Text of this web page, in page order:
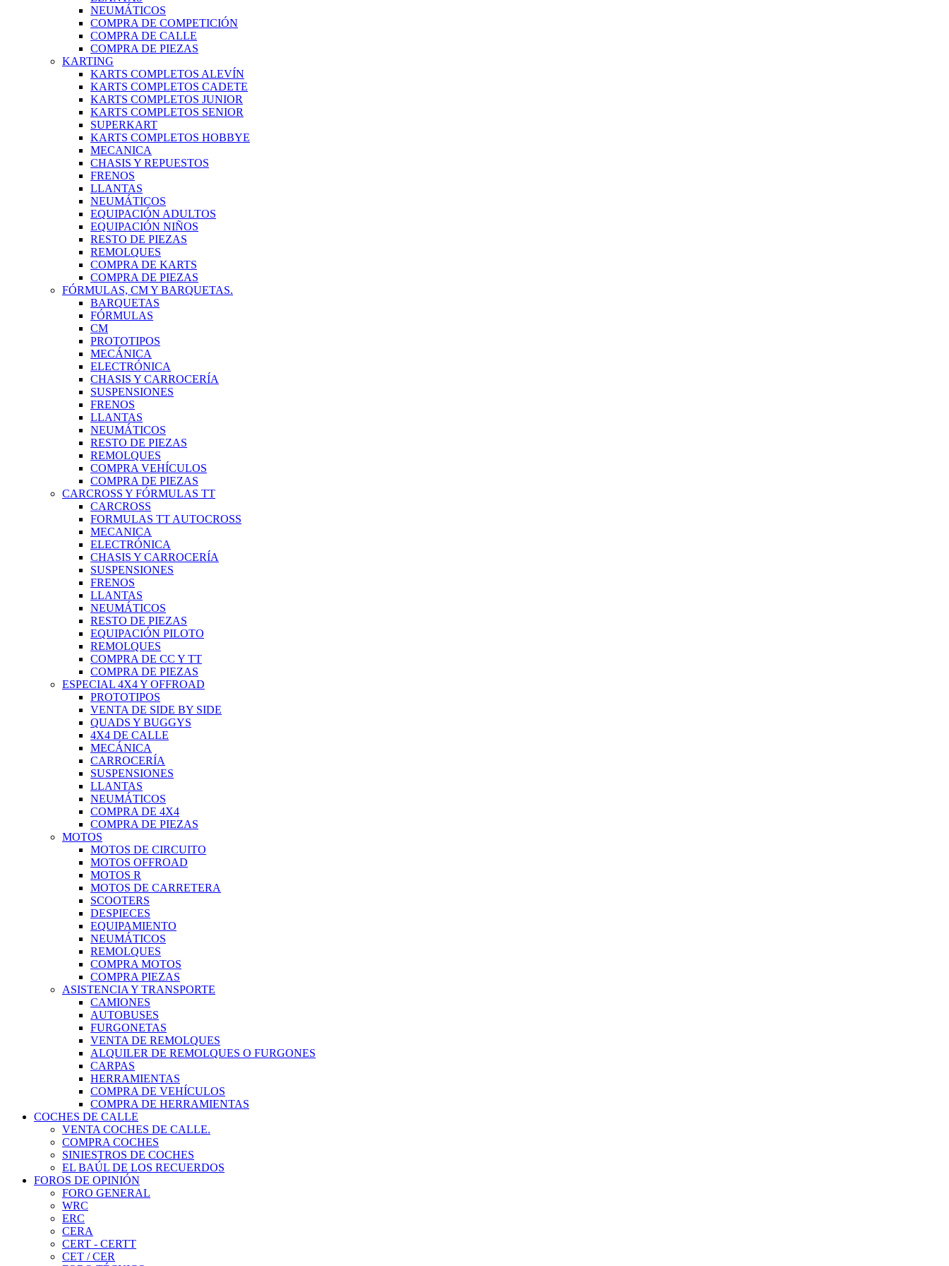
NEUMÁTICOS
COMPRA DE COMPETICIÓN
COMPRA DE CALLE
COMPRA DE PIEZAS
KARTING
KARTS COMPLETOS ALEVÍN
KARTS COMPLETOS CADETE
KARTS COMPLETOS JUNIOR
KARTS COMPLETOS SENIOR
SUPERKART
KARTS COMPLETOS HOBBYE
MECANICA
CHASIS Y REPUESTOS
FRENOS
LLANTAS
NEUMÁTICOS
EQUIPACIÓN ADULTOS
EQUIPACIÓN NIÑOS
RESTO DE PIEZAS
REMOLQUES
COMPRA DE KARTS
COMPRA DE PIEZAS
FÓRMULAS, CM Y BARQUETAS.
BARQUETAS
FÓRMULAS
CM
PROTOTIPOS
MECÁNICA
ELECTRÓNICA
CHASIS Y CARROCERÍA
SUSPENSIONES
FRENOS
LLANTAS
NEUMÁTICOS
RESTO DE PIEZAS
REMOLQUES
COMPRA VEHÍCULOS
COMPRA DE PIEZAS
CARCROSS Y FÓRMULAS TT
CARCROSS
FORMULAS TT AUTOCROSS
MECANICA
ELECTRÓNICA
CHASIS Y CARROCERÍA
SUSPENSIONES
FRENOS
LLANTAS
NEUMÁTICOS
RESTO DE PIEZAS
EQUIPACIÓN PILOTO
REMOLQUES
COMPRA DE CC Y TT
COMPRA DE PIEZAS
ESPECIAL 4X4 Y OFFROAD
PROTOTIPOS
VENTA DE SIDE BY SIDE
QUADS Y BUGGYS
4X4 DE CALLE
MECÁNICA
CARROCERÍA
SUSPENSIONES
LLANTAS
NEUMÁTICOS
COMPRA DE 4X4
COMPRA DE PIEZAS
MOTOS
MOTOS DE CIRCUITO
MOTOS OFFROAD
MOTOS R
MOTOS DE CARRETERA
SCOOTERS
DESPIECES
EQUIPAMIENTO
NEUMÁTICOS
REMOLQUES
COMPRA MOTOS
COMPRA PIEZAS
ASISTENCIA Y TRANSPORTE
CAMIONES
AUTOBUSES
FURGONETAS
VENTA DE REMOLQUES
ALQUILER DE REMOLQUES O FURGONES
CARPAS
HERRAMIENTAS
COMPRA DE VEHÍCULOS
COMPRA DE HERRAMIENTAS
COCHES DE CALLE
VENTA COCHES DE CALLE.
COMPRA COCHES
SINIESTROS DE COCHES
EL BAÚL DE LOS RECUERDOS
FOROS DE OPINIÓN
FORO GENERAL
WRC
ERC
CERA
CERT - CERTT
CET / CER